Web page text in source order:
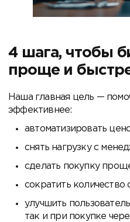
4 шага, чтобы
проще и
Наша главная цель —
эффективнее:
автоматизировать
снять нагрузку с
сделать покупку
сократить
улучшить
так и при покупке